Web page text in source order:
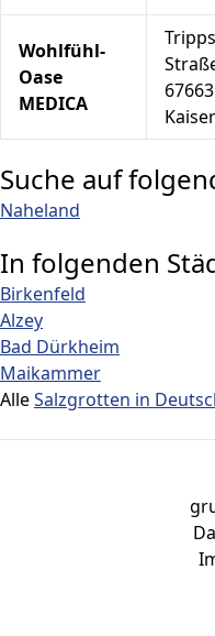
Wohlfühl-
Oase
MEDICA
67663
Suche auf
Naheland
In folgenden
Birkenfeld
Alzey
Bad Dürkheim
Maikammer
AlleSalzgrotten in